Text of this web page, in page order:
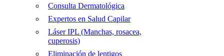
Consulta Dermatológica
Expertos en Salud Capilar
Láser IPL (Manchas, rosacea,
cuperosis)
Eliminación de lentigos